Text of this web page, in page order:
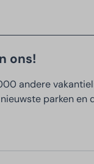
ons!
andere
parken en